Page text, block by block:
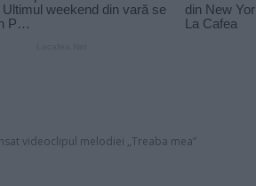
videoclipul melodiei „Treaba mea”